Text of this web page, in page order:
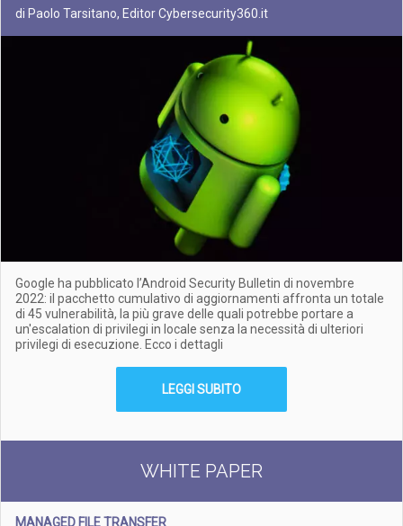
di Paolo Tarsitano, Editor Cybersecurity360.it
Google ha pubblicato l’Android Security Bulletin di novembre
2022: il pacchetto cumulativo di aggiornamenti affronta un totale
di 45 vulnerabilità, la più grave delle quali potrebbe portare a
un'escalation di privilegi in locale senza la necessità di ulteriori
privilegi di esecuzione. Ecco i dettagli
LEGGI SUBITO
WHITE PAPER
MANAGED FILE TRANSFER